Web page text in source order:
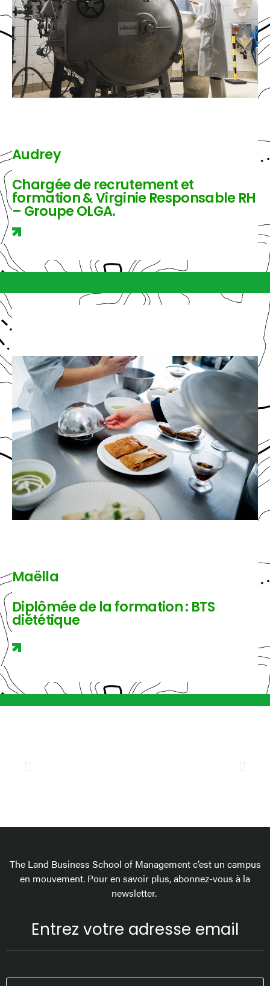
Audrey
Chargée de recrutement et
formation & Virginie Responsable RH
– Groupe OLGA.
Maëlla
Diplômée de la formation : BTS
diététique
The Land Business School of Management c’est un campus
en mouvement. Pour en savoir plus, abonnez-vous à la
newsletter.